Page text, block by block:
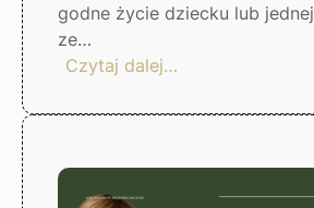
godne życie dziecku lub jednej
ze…
Czytaj dalej…
ustalić
alimentów?
Gorzów